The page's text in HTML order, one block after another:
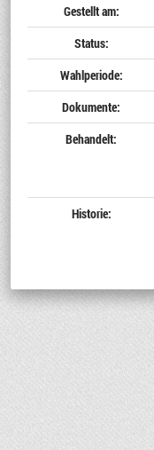
Gestellt am:
Status:
Wahlperiode:
Dokumente:
Behandelt:
Historie: